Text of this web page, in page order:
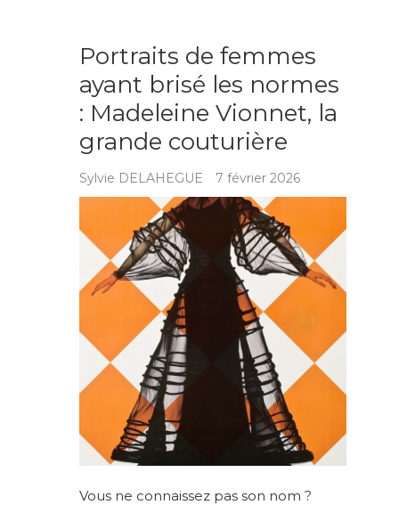
Portraits de femmes
ayant brisé les normes
: Madeleine Vionnet, la
grande couturière
Sylvie DELAHEGUE 7 février 2026
Vous ne connaissez pas son nom ?